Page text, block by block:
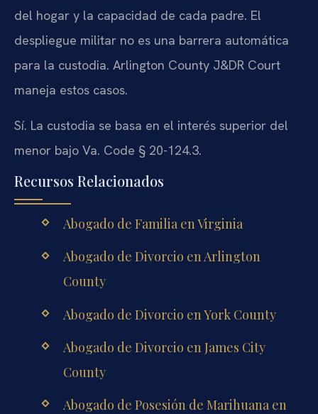
del hogar y la capacidad de cada padre. El
despliegue militar no es una barrera automática
para la custodia. Arlington County J&DR Court
maneja estos casos.
Sí. La custodia se basa en el interés superior del
menor bajo Va. Code § 20-124.3.
Recursos Relacionados
Abogado de Familia en Virginia
Abogado de Divorcio en Arlington
County
Abogado de Divorcio en York County
Abogado de Divorcio en James City
County
Abogado de Posesión de Marihuana en